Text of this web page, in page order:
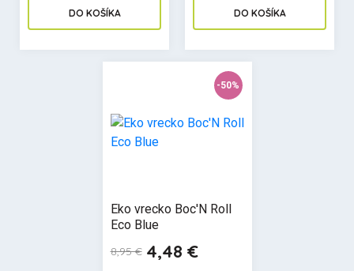
DO KOŠÍKA DO KOŠÍKA
-50%
Eko vrecko Boc'N Roll
Eco Blue
8,95 € 4,48 €